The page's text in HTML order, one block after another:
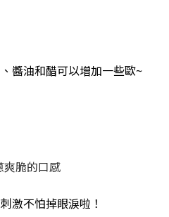
醬油和醋可以增加一些歐~
爽脆的口感
激不怕掉眼淚啦！